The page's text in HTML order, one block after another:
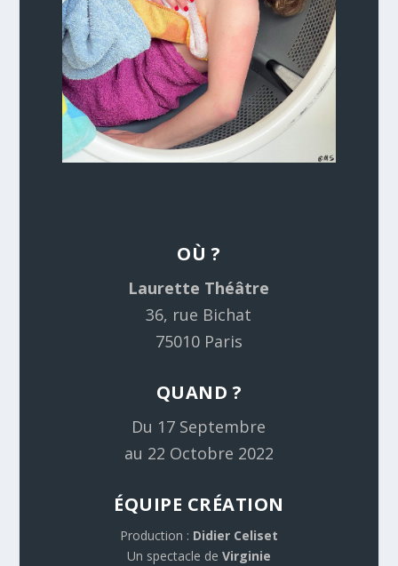
OÙ ?
Laurette Théâtre
36, rue Bichat
75010 Paris
QUAND ?
Du 17 Septembre
au 22 Octobre 2022
ÉQUIPE CRÉATION
Production : Didier Celiset
Un spectacle de Virginie